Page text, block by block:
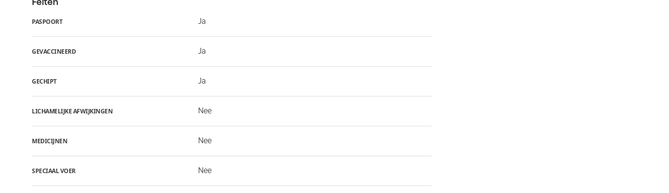
PASPOORT Ja
GEVACCINEERD Ja
GECHIPT Ja
LICHAMELIJKE AFWIJKINGEN Nee
MEDICIJNEN Nee
SPECIAAL VOER Nee